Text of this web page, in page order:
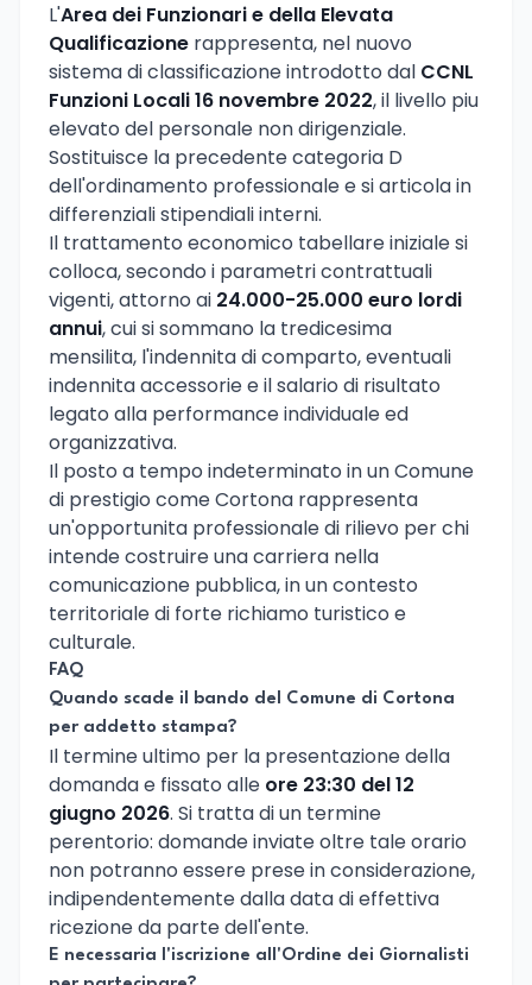
L'Area dei Funzionari e della Elevata
Qualificazione rappresenta, nel nuovo
sistema di classificazione introdotto dal CCNL
Funzioni Locali 16 novembre 2022, il livello piu
elevato del personale non dirigenziale.
Sostituisce la precedente categoria D
dell'ordinamento professionale e si articola in
differenziali stipendiali interni.
Il trattamento economico tabellare iniziale si
colloca, secondo i parametri contrattuali
vigenti, attorno ai 24.000-25.000 euro lordi
annui, cui si sommano la tredicesima
mensilita, l'indennita di comparto, eventuali
indennita accessorie e il salario di risultato
legato alla performance individuale ed
organizzativa.
Il posto a tempo indeterminato in un Comune
di prestigio come Cortona rappresenta
un'opportunita professionale di rilievo per chi
intende costruire una carriera nella
comunicazione pubblica, in un contesto
territoriale di forte richiamo turistico e
culturale.
FAQ
Quando scade il bando del Comune di Cortona
per addetto stampa?
Il termine ultimo per la presentazione della
domanda e fissato alle ore 23:30 del 12
giugno 2026. Si tratta di un termine
perentorio: domande inviate oltre tale orario
non potranno essere prese in considerazione,
indipendentemente dalla data di effettiva
ricezione da parte dell'ente.
E necessaria l'iscrizione all'Ordine dei Giornalisti